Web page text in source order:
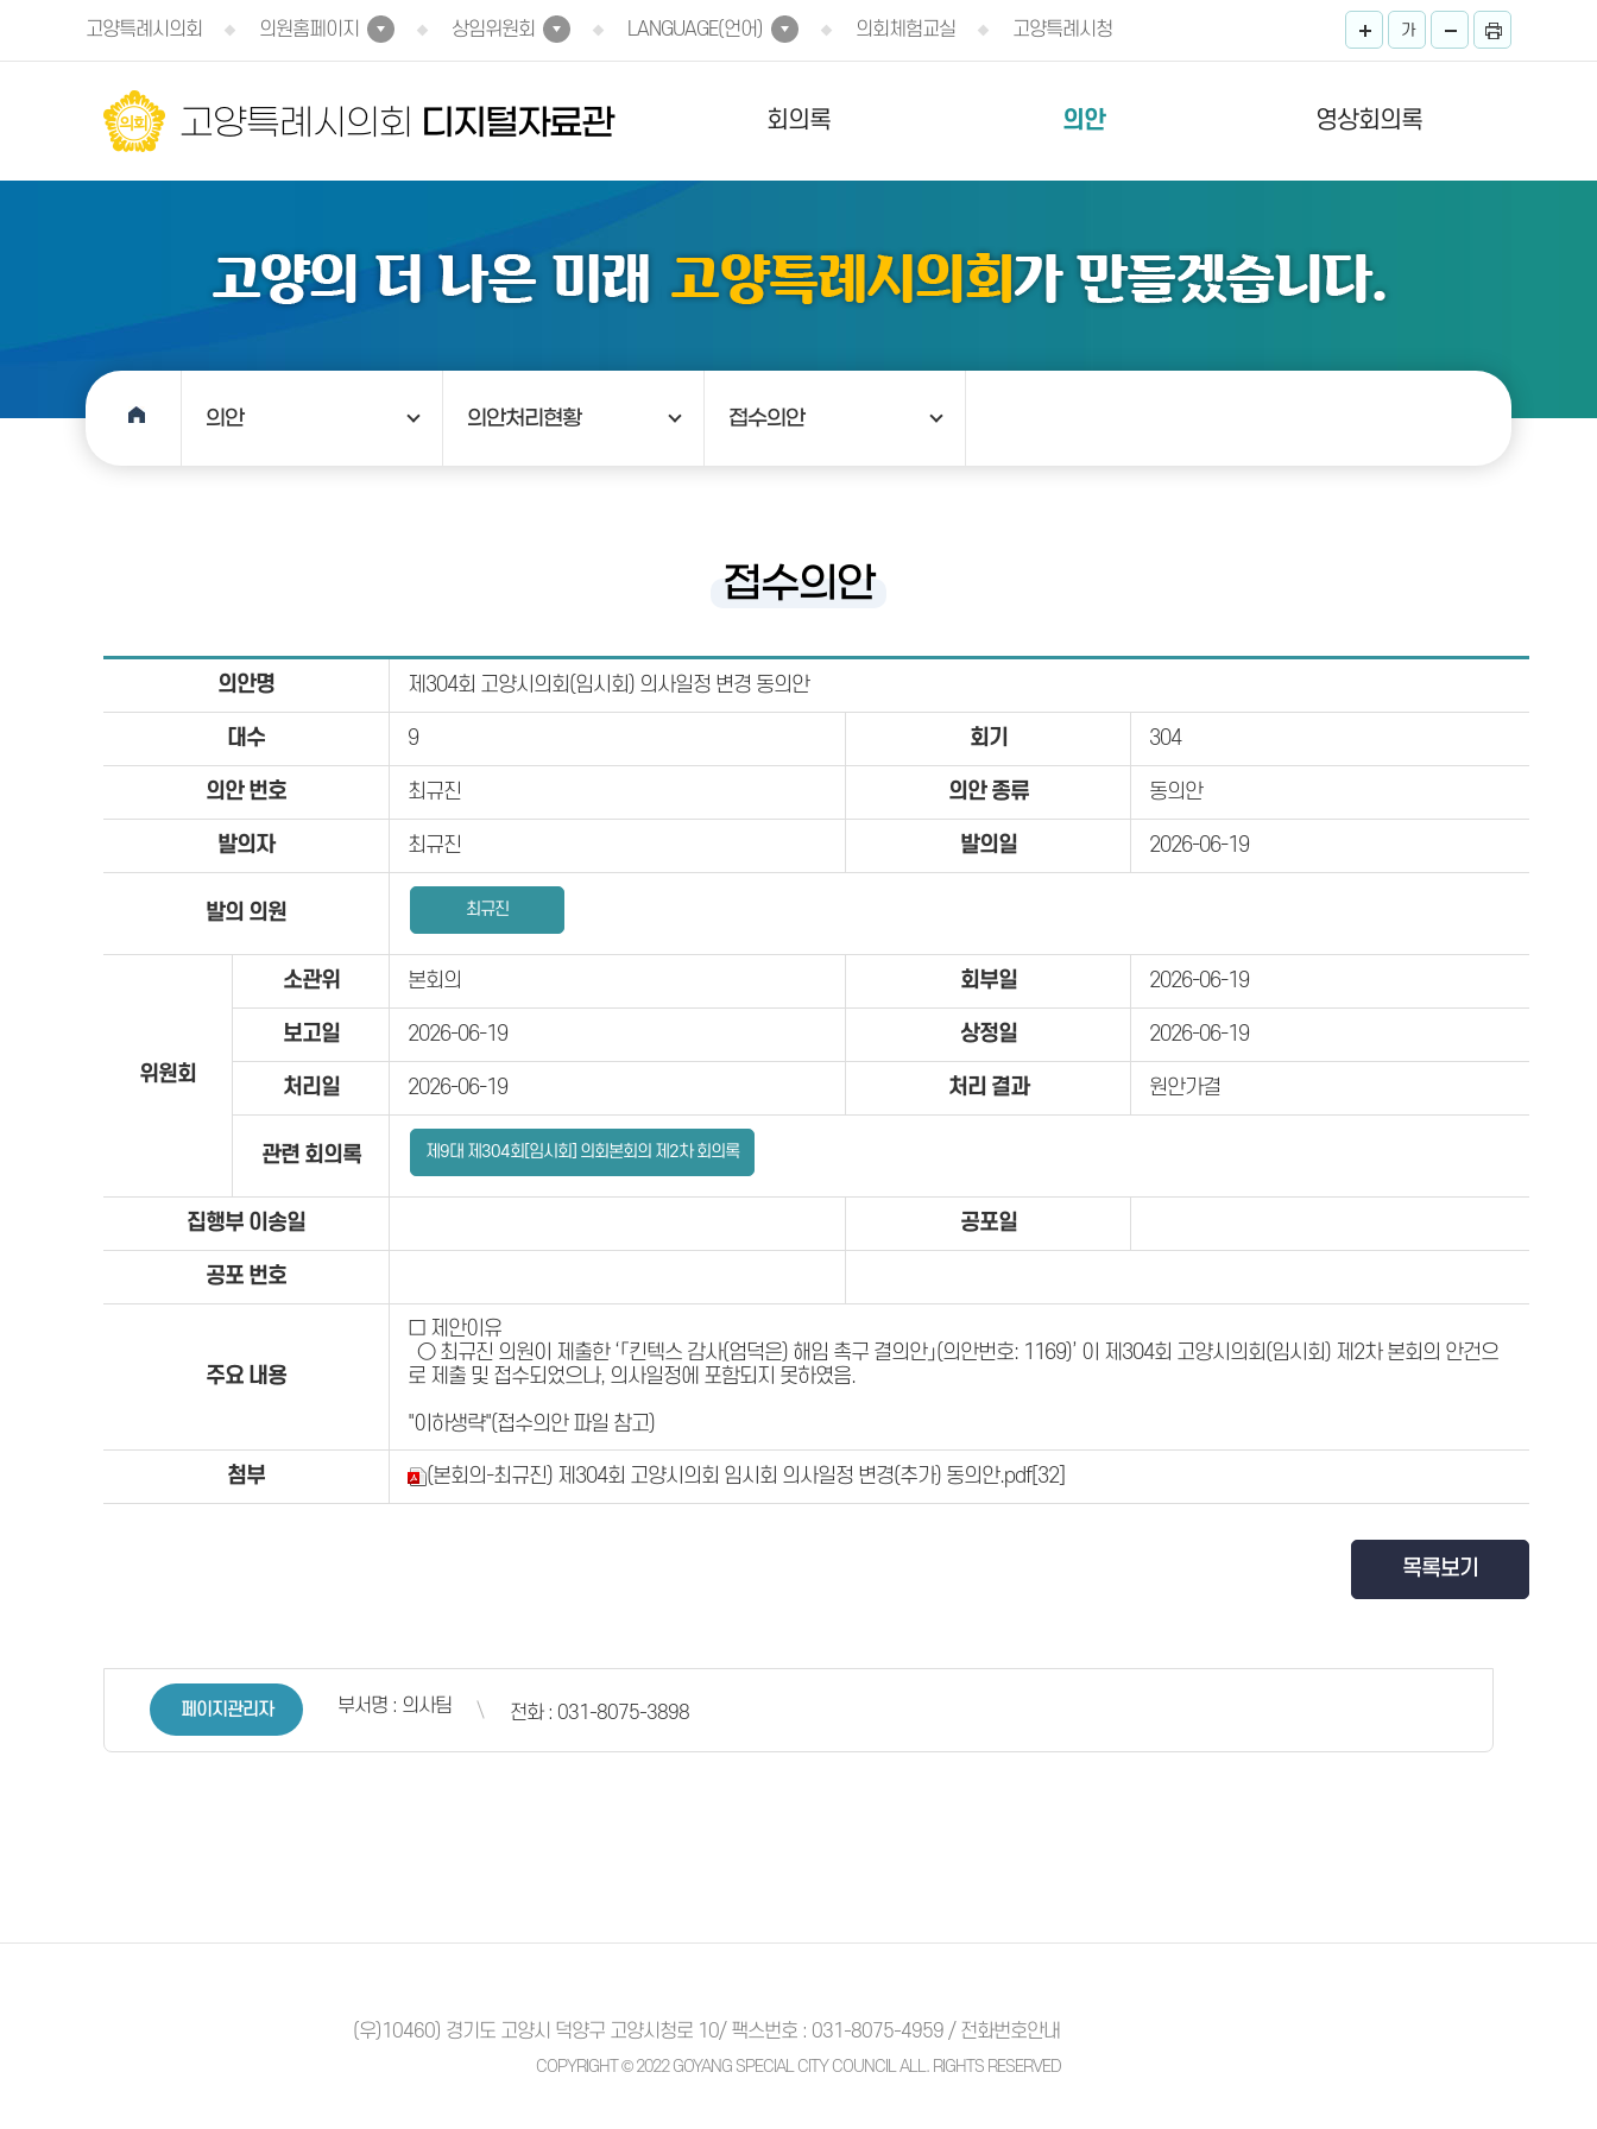
고양특례시의회
의원홈페이지 상임위원회 LANGUAGE(언어) 의회체험교실 고양특례시청 가
고양특례시의회 디지털자료관 회의록 의안 영상회의록
의안 의안처리현황 접수의안
접수의안
의안명 제304회 고양시의회(임시회) 의사일정 변경 동의안
대수 9 회기 304
의안 번호 최규진 의안 종류 동의안
발의자 최규진 발의일 2026-06-19
발의 의원 최규진
위원회
소관위 본회의 회부일 2026-06-19
보고일 2026-06-19 상정일 2026-06-19
처리일 2026-06-19 처리 결과 원안가결
관련 회의록 제9대 제304회[임시회] 의회본회의 제2차 회의록
집행부 이송일 공포일
공포 번호
주요 내용
□ 제안이유
○ 최규진 의원이 제출한 ‘「킨텍스 감사(엄덕은) 해임 촉구 결의안」(의안번호: 1169)’ 이 제304회 고양시의회(임시회) 제2차 본회의 안건으
로 제출 및 접수되었으나, 의사일정에 포함되지 못하였음.
"이하생략"(접수의안 파일 참고)
첨부 (본회의-최규진) 제304회 고양시의회 임시회 의사일정 변경(추가) 동의안.pdf[32]
목록보기
페이지관리자 부서명 : 의사팀 전화 : 031-8075-3898
(우)10460) 경기도 고양시 덕양구 고양시청로 10/ 팩스번호 : 031-8075-4959 / 전화번호안내
COPYRIGHT © 2022 GOYANG SPECIAL CITY COUNCIL ALL. RIGHTS RESERVED